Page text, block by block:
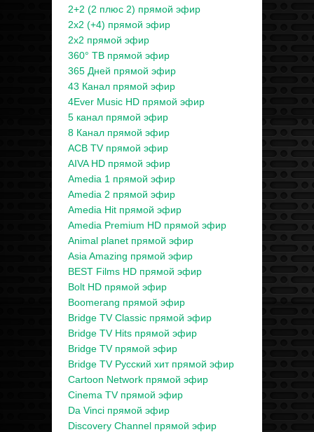
2+2 (2 плюс 2) прямой эфир
2x2 (+4) прямой эфир
2x2 прямой эфир
360° ТВ прямой эфир
365 Дней прямой эфир
43 Канал прямой эфир
4Ever Music HD прямой эфир
5 канал прямой эфир
8 Канал прямой эфир
ACB TV прямой эфир
AIVA HD прямой эфир
Amedia 1 прямой эфир
Amedia 2 прямой эфир
Amedia Hit прямой эфир
Amedia Premium HD прямой эфир
Animal planet прямой эфир
Asia Amazing прямой эфир
BEST Films HD прямой эфир
Bolt HD прямой эфир
Boomerang прямой эфир
Bridge TV Classic прямой эфир
Bridge TV Hits прямой эфир
Bridge TV прямой эфир
Bridge TV Русский хит прямой эфир
Cartoon Network прямой эфир
Cinema TV прямой эфир
Da Vinci прямой эфир
Discovery Channel прямой эфир